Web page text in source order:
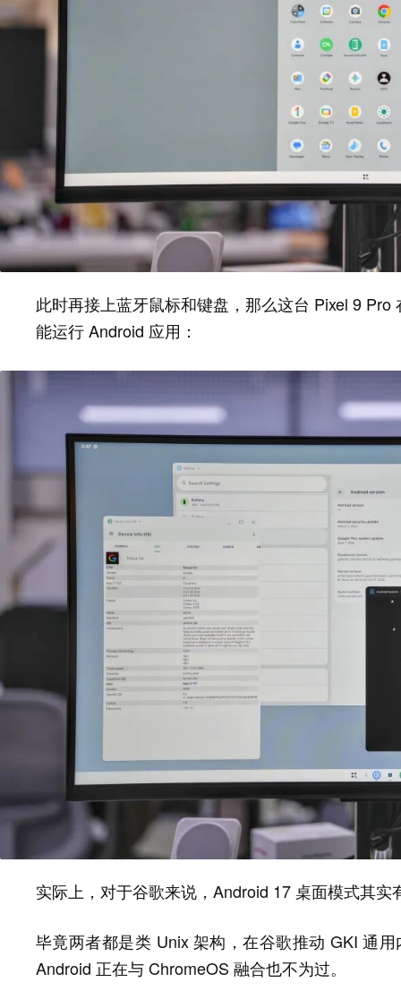
此时再接上蓝牙鼠标和键盘，那么这台 Pixel 9
能运行 Android 应用：
实际上，对于谷歌来说，Android 17 桌面模式其
毕竟两者都是类 Unix 架构，在谷歌推动 GKI 通
Android 正在与 ChromeOS 融合也不为过。